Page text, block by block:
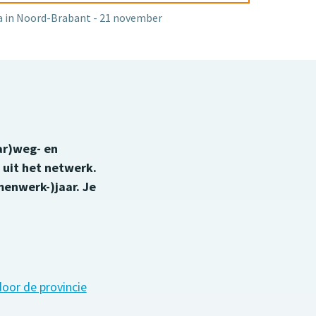
in Noord-Brabant - 21 november
en
uit het netwerk.
)jaar. Je
de provincie